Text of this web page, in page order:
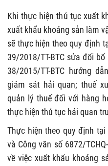
Khi thực hiện thủ tục xuất
xuất khẩu khoáng sản làm
sẽ thực hiện theo quy định
39/2018/TT-BTC sửa đổi
38/2015/TT-BTC hướng
giám sát hải quan; thuế
quản lý thuế đối với hàng
thực hiện thủ tục hải quan
Thực hiện theo quy định
và Công văn số 6872/
về việc xuất khẩu khoáng